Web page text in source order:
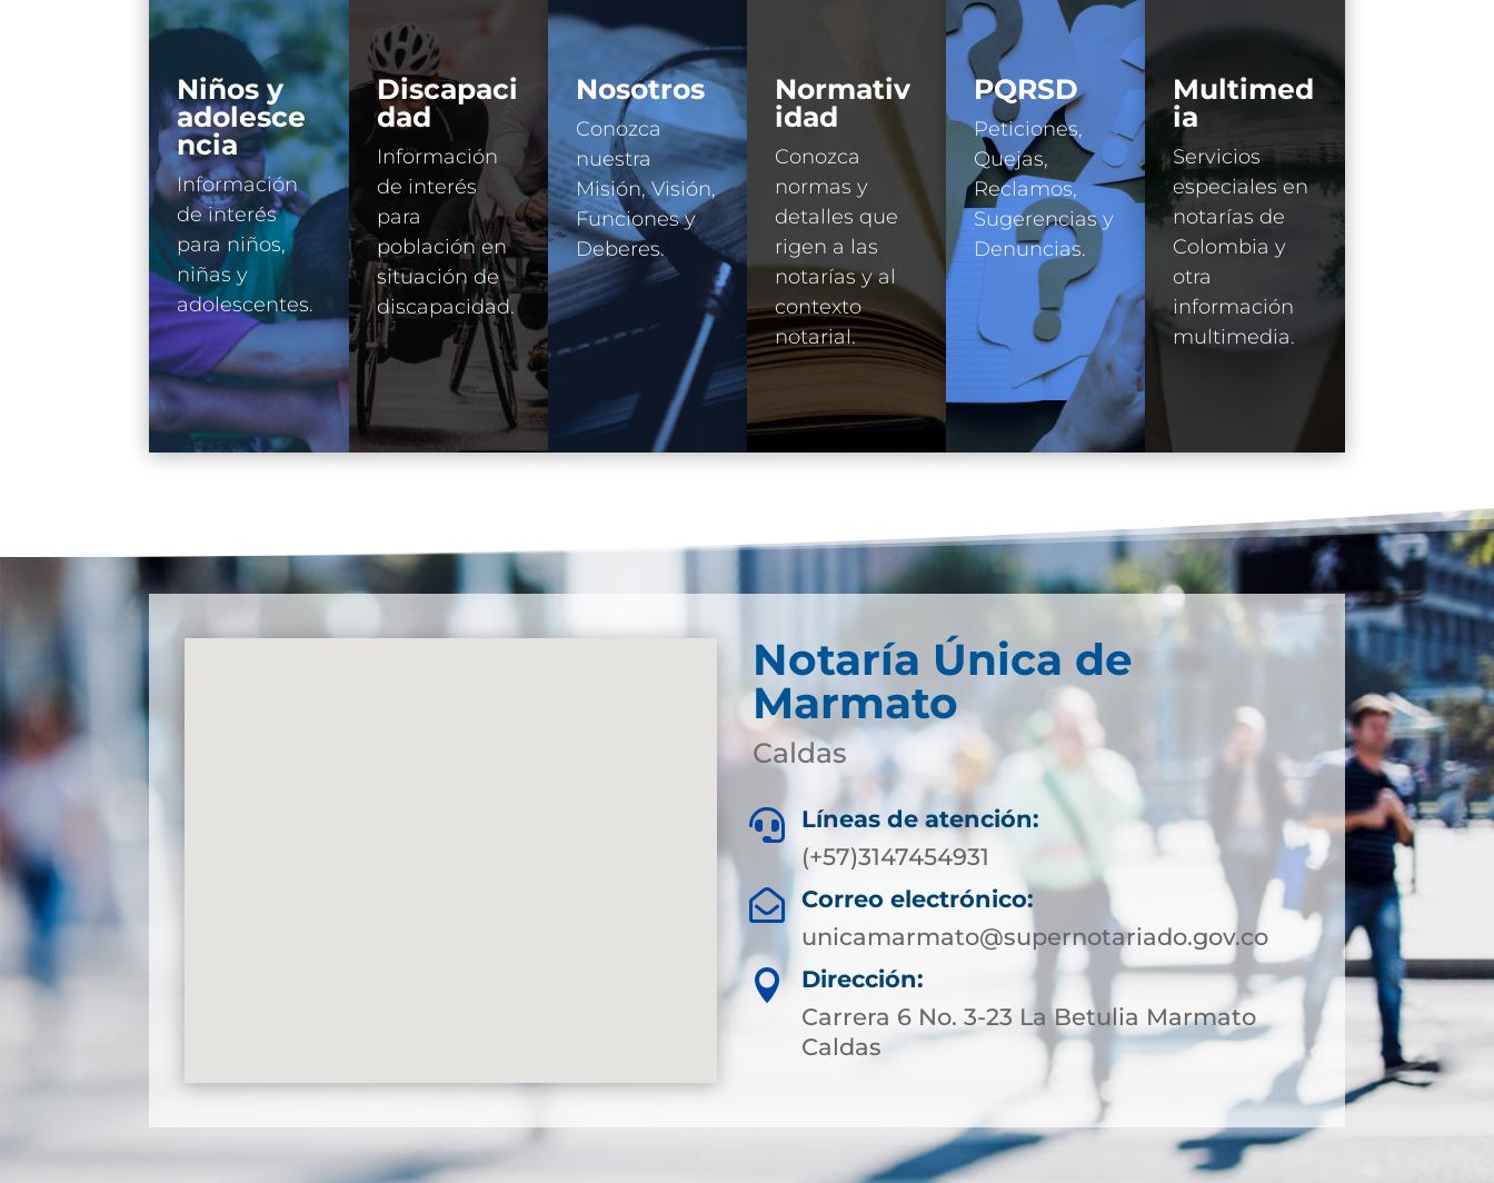
Niños y
adolesce
ncia
Información
de interés
para niños,
niñas y
adolescentes.
Discapaci
dad
Información
de interés
para
población en
situación de
discapacidad.
Nosotros
Conozca
nuestra
Misión, Visión,
Funciones y
Deberes.
Normativ
idad
Conozca
normas y
detalles que
rigen a las
notarías y al
contexto
notarial.
PQRSD
Peticiones,
Quejas,
Reclamos,
Sugerencias y
Denuncias.
Multimed
ia
Servicios
especiales en
notarías de
Colombia y
otra
información
multimedia.
Notaría Única de
Marmato
Caldas

Líneas de atención:
(+57)3147454931

Correo electrónico:
unicamarmato@supernotariado.gov.co

Dirección:
Carrera 6 No. 3-23 La Betulia Marmato
Caldas